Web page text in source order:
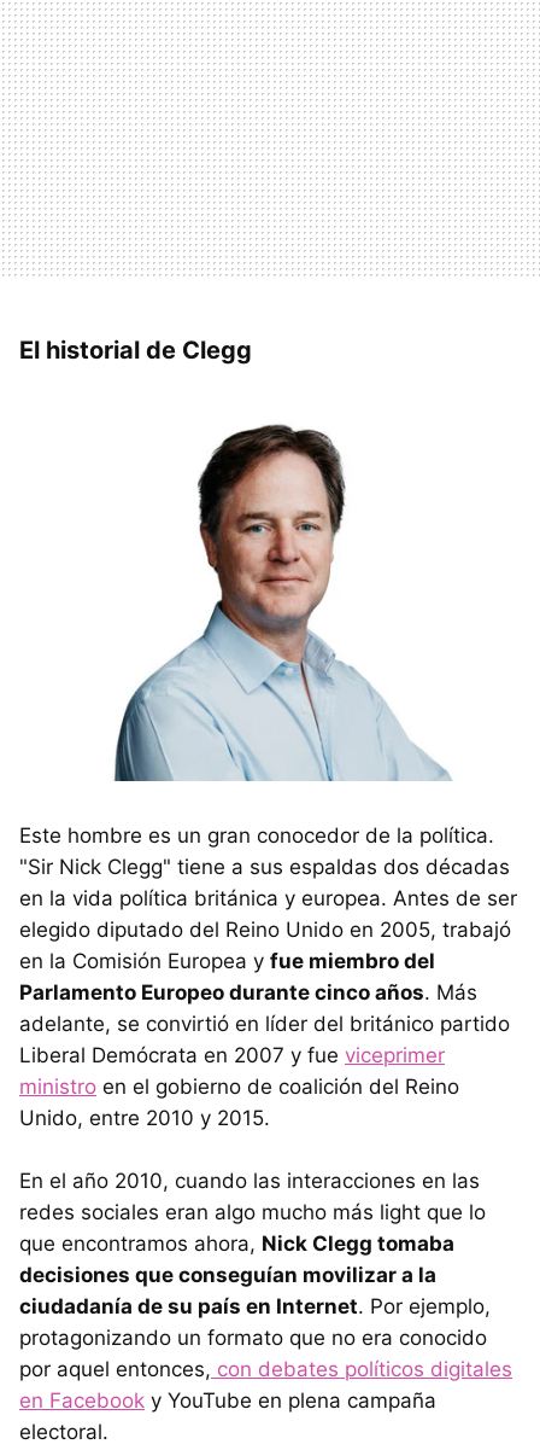
El historial de Clegg
Este hombre es un gran conocedor de la política.
"Sir Nick Clegg" tiene a sus espaldas dos décadas
en la vida política británica y europea. Antes de ser
elegido diputado del Reino Unido en 2005, trabajó
en la Comisión Europea y fue miembro del
Parlamento Europeo durante cinco años. Más
adelante, se convirtió en líder del británico partido
Liberal Demócrata en 2007 y fue viceprimer
ministro en el gobierno de coalición del Reino
Unido, entre 2010 y 2015.
En el año 2010, cuando las interacciones en las
redes sociales eran algo mucho más light que lo
que encontramos ahora, Nick Clegg tomaba
decisiones que conseguían movilizar a la
ciudadanía de su país en Internet. Por ejemplo,
protagonizando un formato que no era conocido
por aquel entonces, con debates políticos digitales
en Facebook y YouTube en plena campaña
electoral.